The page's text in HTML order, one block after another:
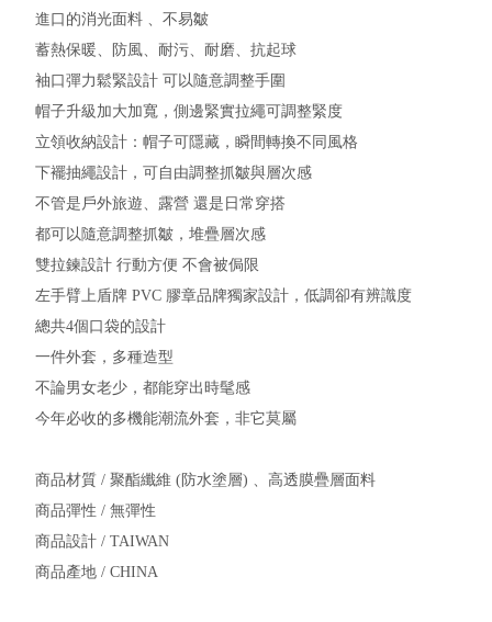
進口的消光面料 、不易皺
蓄熱保暖、防風、耐污、耐磨、抗起球
袖口彈力鬆緊設計 可以隨意調整手圍
帽子升級加大加寬，側邊緊實拉繩可調整緊度
立領收納設計：帽子可隱藏，瞬間轉換不同風格
下襬抽繩設計，可自由調整抓皺與層次感
不管是戶外旅遊、露營 還是日常穿搭
都可以隨意調整抓皺，堆疊層次感
雙拉鍊設計 行動方便 不會被侷限
左手臂上盾牌 PVC 膠章品牌獨家設計，低調卻有辨識度
總共4個口袋的設計
一件外套，多種造型
不論男女老少，都能穿出時髦感
今年必收的多機能潮流外套，非它莫屬
商品材質 / 聚酯纖維 (防水塗層) 、高透膜疊層面料
商品彈性 / 無彈性
商品設計 / TAIWAN
商品產地 / CHINA